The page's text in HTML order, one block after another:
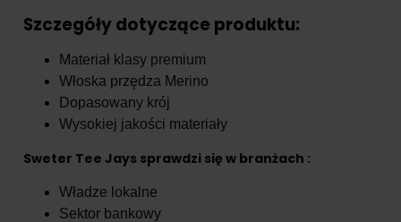
Szczegóły dotyczące produktu:
Materiał klasy premium
Włoska przędza Merino
Dopasowany krój
Wysokiej jakości materiały
Sweter Tee Jays sprawdzi się w branżach :
Władze lokalne
Sektor bankowy